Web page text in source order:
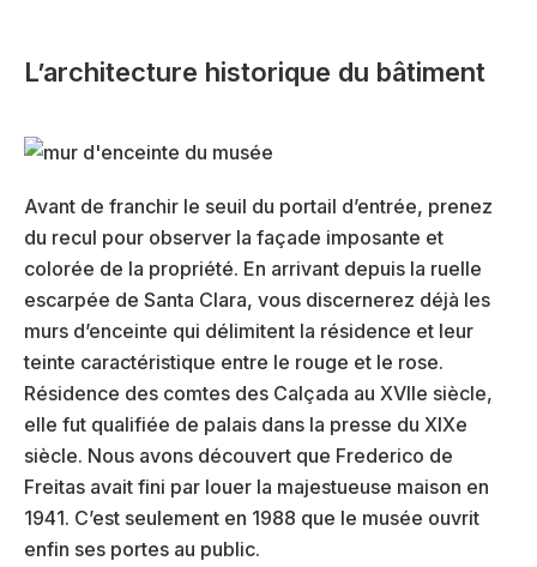
L’architecture historique du bâtiment
Avant de franchir le seuil du portail d’entrée, prenez
du recul pour observer la façade imposante et
colorée de la propriété. En arrivant depuis la ruelle
escarpée de Santa Clara, vous discernerez déjà les
murs d’enceinte qui délimitent la résidence et leur
teinte caractéristique entre le rouge et le rose.
Résidence des comtes des Calçada au XVIIe siècle,
elle fut qualifiée de palais dans la presse du XIXe
siècle. Nous avons découvert que Frederico de
Freitas avait fini par louer la majestueuse maison en
1941. C’est seulement en 1988 que le musée ouvrit
enfin ses portes au public.